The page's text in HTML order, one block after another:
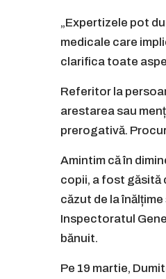
„Expertizele pot
medicale care
clarifica toate
Referitor la
arestarea sau
prerogativă.
Amintim că în
copii, a fost găsită
căzut de la
Inspectoratul
bănuit.
Pe 19 martie,